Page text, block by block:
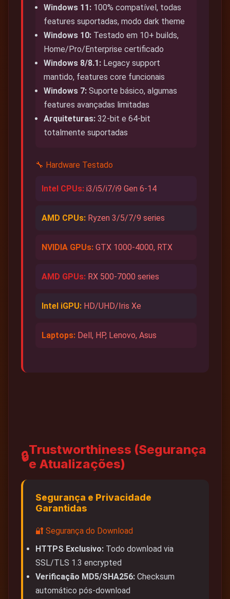
Windows 11: 100% compatível, todas
features suportadas, modo dark theme
Windows 10: Testado em 10+ builds,
Home/Pro/Enterprise certificado
Windows 8/8.1: Legacy support
mantido, features core funcionais
Windows 7: Suporte básico, algumas
features avançadas limitadas
Arquiteturas: 32-bit e 64-bit
totalmente suportadas
🔧 Hardware Testado
Intel CPUs: i3/i5/i7/i9 Gen 6-14
AMD CPUs: Ryzen 3/5/7/9 series
NVIDIA GPUs: GTX 1000-4000, RTX
AMD GPUs: RX 500-7000 series
Intel iGPU: HD/UHD/Iris Xe
Laptops: Dell, HP, Lenovo, Asus
🔒Trustworthiness (Segurança
e Atualizações)
Segurança e Privacidade
Garantidas
🔐 Segurança do Download
HTTPS Exclusivo: Todo download via
SSL/TLS 1.3 encrypted
Verificação MD5/SHA256: Checksum
automático pós-download